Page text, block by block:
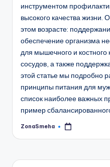
инструментом
высокого качества жизни.
этом возрасте:
обеспечение организма
для мышечного и костного
сосудов, а также
этой статье мы подробно
принципы питания для
список наиболее важных
пример
Запись
ZonaSmeha